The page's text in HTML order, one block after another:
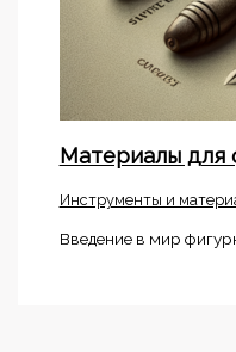
Материалы для
Инструменты и
Введение в мир